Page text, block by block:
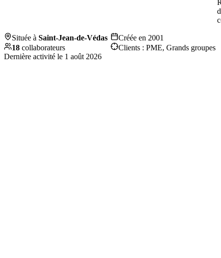
Située à Saint-Jean-de-Védas Créée en 2001
18 collaborateurs Clients : PME, Grands groupes
Dernière activité le 1 août 2026